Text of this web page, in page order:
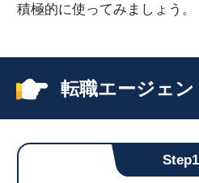
積極的に使ってみましょう。
転職エージェ
Step1